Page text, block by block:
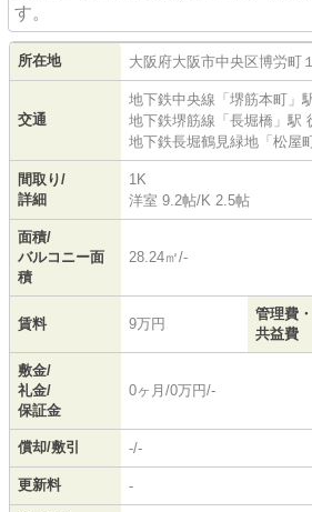
す。
所在地 大阪府大阪市中央区博労町
交通
地下鉄中央線 「 堺筋本町 」
地下鉄堺筋線 「 長堀橋 」駅
地下鉄長堀鶴見緑地 「 松屋
間取り/
詳細
1K
洋室 9.2帖/K 2.5帖
面積/
バルコニー面
積
28.24㎡/-
賃料 9万円
管理費・
共益費
敷金/
礼金/
保証金
0ヶ月/0万円/-
償却/敷引 -/-
更新料 -